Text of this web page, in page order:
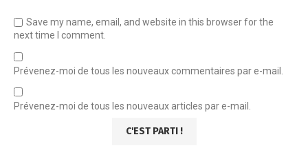
Save my name, email, and website in this browser for the
next time I comment.
Prévenez-moi de tous les nouveaux commentaires par e-mail.
Prévenez-moi de tous les nouveaux articles par e-mail.